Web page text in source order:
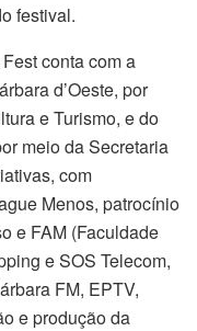
festival.
conta com a
d’Oeste, por
e Turismo, e do
meio da Secretaria
com
Menos, patrocínio
e FAM (Faculdade
e SOS Telecom,
FM, EPTV,
e produção da